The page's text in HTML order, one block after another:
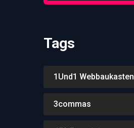
Tags
1Und1 Webbaukasten
3commas